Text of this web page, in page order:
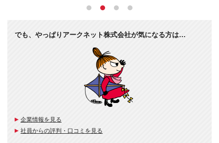
でも、やっぱりアークネット株式会社が気になる方は…
企業情報を見る
社員からの評判・口コミを見る